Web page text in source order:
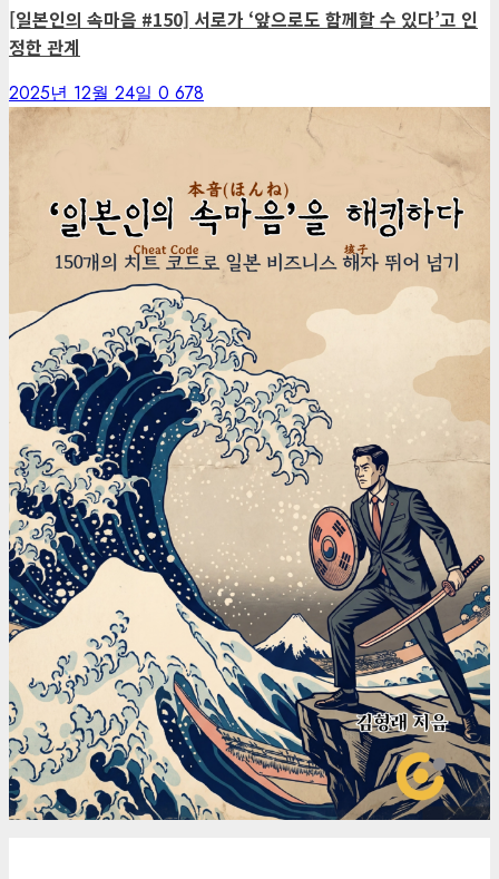
[일본인의 속마음 #150] 서로가 ‘앞으로도 함께할 수 있다’고 인
정한 관계
2025년 12월 24일 0 678